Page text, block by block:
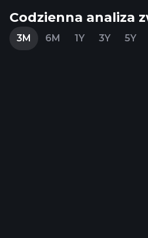
Codzienna analiza
3M 6M 1Y 3Y 5Y